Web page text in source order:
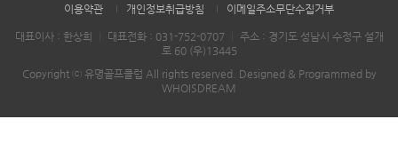
이용약관 개인정보취급방침 이메일주소무단수집거부
대표이사 : 한상희 대표전화 : 031-752-0707
주소 : 경기도 성남시 수정구 설개
로 60 (우)13445
Copyright ⓒ 유명골프클럽 All rights reserved.
Designed & Programmed by
WHOISDREAM